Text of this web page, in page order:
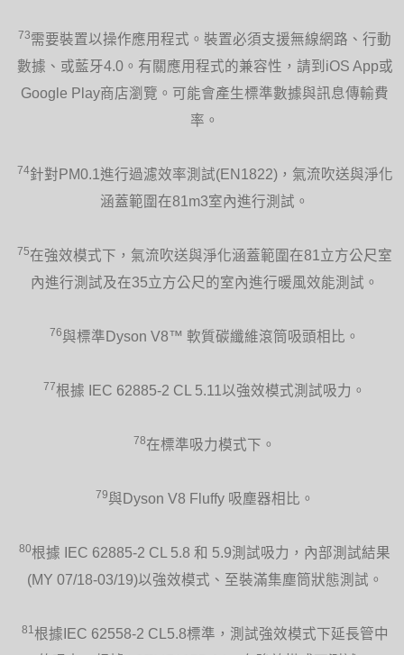
73需要裝置以操作應用程式。裝置必須支援無線網路、行動
數據、或藍牙4.0。有關應用程式的兼容性，請到iOS App或
Google Play商店瀏覽。可能會產生標準數據與訊息傳輸費
率。
74針對PM0.1進行過濾效率測試(EN1822)，氣流吹送與淨化
涵蓋範圍在81m3室內進行測試。
75在強效模式下，氣流吹送與淨化涵蓋範圍在81立方公尺室
內進行測試及在35立方公尺的室內進行暖風效能測試。
76與標準Dyson V8™ 軟質碳纖維滾筒吸頭相比。
77根據 IEC 62885-2 CL 5.11以強效模式測試吸力。
78在標準吸力模式下。
79與Dyson V8 Fluffy 吸塵器相比。
80根據 IEC 62885-2 CL 5.8 和 5.9測試吸力，內部測試結果
(MY 07/18-03/19)以強效模式、至裝滿集塵筒狀態測試。
81 根據IEC 62558-2 CL5.8標準，測試強效模式下延長管中